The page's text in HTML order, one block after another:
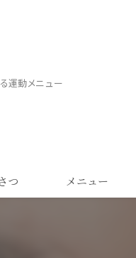
運動メニュー
つ メニュー